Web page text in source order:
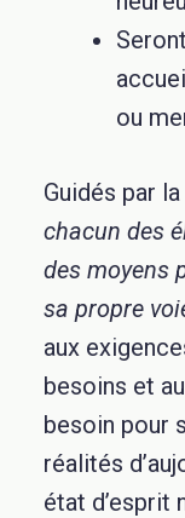
ou
Guidés par
chacun des
des moyens
sa propre
aux
besoins et
besoin pour
réalités
état d’esprit